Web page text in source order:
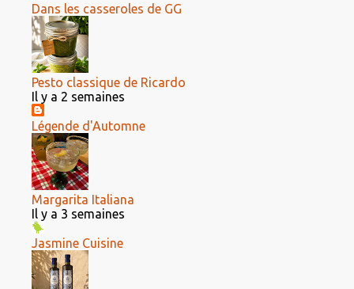
Dans les casseroles de GG
Pesto classique de Ricardo
Il y a 2 semaines
Légende d'Automne
Margarita Italiana
Il y a 3 semaines
Jasmine Cuisine